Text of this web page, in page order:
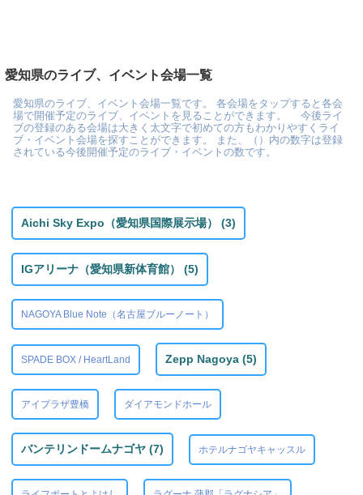
愛知県のライブ、イベント会場一覧
愛知県のライブ、イベント会場一覧です。 各会場をタップすると各会
場で開催予定のライブ、イベントを見ることができます。 今後ライ
ブの登録のある会場は大きく太文字で初めての方もわかりやすくライ
ブ・イベント会場を探すことができます。 また、（）内の数字は登録
されている今後開催予定のライブ・イベントの数です。
Aichi Sky Expo（愛知県国際展示場） (3)
IGアリーナ（愛知県新体育館） (5)
NAGOYA Blue Note（名古屋ブルーノート）
SPADE BOX / HeartLand Zepp Nagoya (5)
アイプラザ豊橋 ダイアモンドホール
バンテリンドームナゴヤ (7) ホテルナゴヤキャッスル